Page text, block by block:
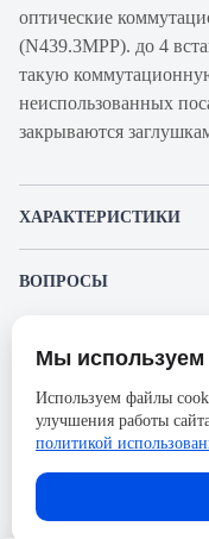
оптические
(N439.3MPP). до 4
такую
неиспользованных
закрываются
ХАРАКТЕРИСТИКИ
Производитель
Серия
Количество портов
Тип оптических
ВОПРОСЫ
Пожалуйста,
возможность
Представленные изображения
без предварительного
ответственности в случае не
размещённым в карточке
Мы
Используем файлы
улучшения работы
политикой